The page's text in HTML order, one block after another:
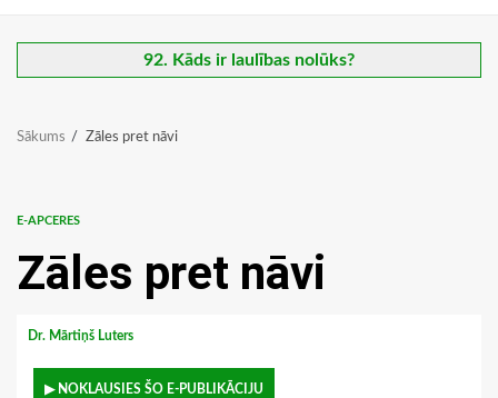
92. Kāds ir laulības nolūks?
Sākums Zāles pret nāvi
E-APCERES
Zāles pret nāvi
Dr. Mārtiņš Luters
▶ NOKLAUSIES ŠO E-PUBLIKĀCIJU